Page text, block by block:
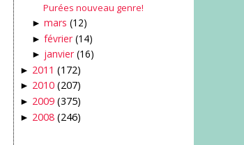
Purées nouveau genre!
► mars (12)
► février (14)
► janvier (16)
► 2011 (172)
► 2010 (207)
► 2009 (375)
► 2008 (246)